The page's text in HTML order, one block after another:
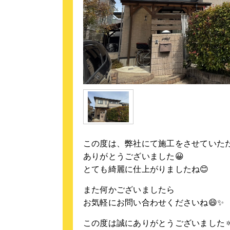
この度は、弊社にて施工をさせていた
ありがとうございました😀
とても綺麗に仕上がりましたね😊
また何かございましたら
お気軽にお問い合わせくださいね😄✨
この度は誠にありがとうございました